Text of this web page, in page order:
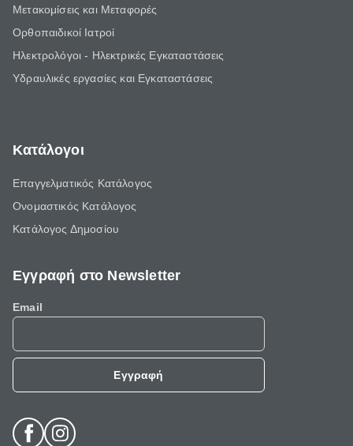
Μετακομίσεις και Μεταφορές
Ορθοπαιδικοί Ιατροί
Ηλεκτρολόγοι - Ηλεκτρικές Εγκαταστάσεις
Υδραυλικές εργασίες και Εγκαταστάσεις
Κατάλογοι
Επαγγελματικός Κατάλογος
Ονομαστικός Κατάλογος
Κατάλογος Δημοσίου
Εγγραφή στο Newsletter
Email
Εγγραφή